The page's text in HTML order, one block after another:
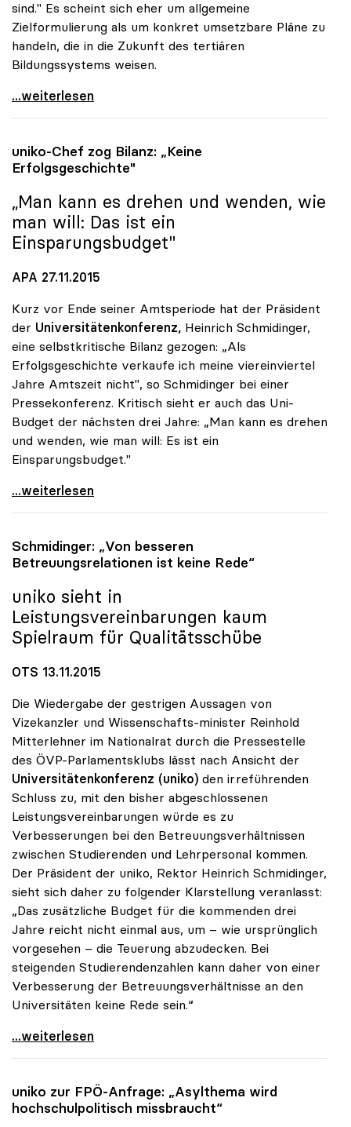
sind." Es scheint sich eher um allgemeine
Zielformulierung als um konkret umsetzbare Pläne zu
handeln, die in die Zukunft des tertiären
Bildungssystems weisen.
uniko: Universitätsentwicklungsplan zeigt nur
...weiterlesen
uniko-Chef zog Bilanz: „Keine
Erfolgsgeschichte"
„Man kann es drehen und wenden, wie
man will: Das ist ein
Einsparungsbudget"
APA 27.11.2015
Kurz vor Ende seiner Amtsperiode hat der Präsident
der Universitätenkonferenz, Heinrich Schmidinger,
eine selbstkritische Bilanz gezogen: „Als
Erfolgsgeschichte verkaufe ich meine viereinviertel
Jahre Amtszeit nicht", so Schmidinger bei einer
Pressekonferenz. Kritisch sieht er auch das Uni-
Budget der nächsten drei Jahre: „Man kann es drehen
und wenden, wie man will: Es ist ein
Einsparungsbudget."
uniko-Chef zog Bilanz: „Keine Erfolgsgeschichte\"
...weiterlesen
Schmidinger: „Von besseren
Betreuungsrelationen ist keine Rede“
uniko sieht in
Leistungsvereinbarungen kaum
Spielraum für Qualitätsschübe
OTS 13.11.2015
Die Wiedergabe der gestrigen Aussagen von
Vizekanzler und Wissenschafts-minister Reinhold
Mitterlehner im Nationalrat durch die Pressestelle
des ÖVP-Parlamentsklubs lässt nach Ansicht der
Universitätenkonferenz (uniko) den irreführenden
Schluss zu, mit den bisher abgeschlossenen
Leistungsvereinbarungen würde es zu
Verbesserungen bei den Betreuungsverhältnissen
zwischen Studierenden und Lehrpersonal kommen.
Der Präsident der uniko, Rektor Heinrich Schmidinger,
sieht sich daher zu folgender Klarstellung veranlasst:
„Das zusätzliche Budget für die kommenden drei
Jahre reicht nicht einmal aus, um – wie ursprünglich
vorgesehen – die Teuerung abzudecken. Bei
steigenden Studierendenzahlen kann daher von einer
Verbesserung der Betreuungsverhältnisse an den
Universitäten keine Rede sein.“
Schmidinger: „Von besseren Betreuungsrelationen
...weiterlesen
uniko zur FPÖ-Anfrage: „Asylthema wird
hochschulpolitisch missbraucht“